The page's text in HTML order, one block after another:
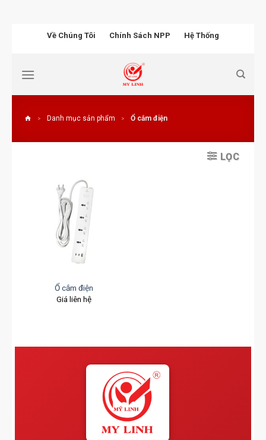
dung
Về Chúng Tôi Chính Sách NPP Hệ Thống
> Danh mục sản phẩm > Ổ cắm điện
LỌC
Ổ cắm điện
Giá liên hệ